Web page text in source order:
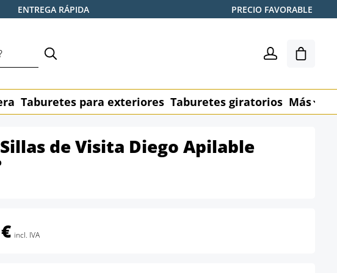
ENTREGA RÁPIDA PRECIO FAVORABLE
El
Taburetes para exteriores Taburetes giratorios Más
de Visita Diego Apilable
incl. IVA